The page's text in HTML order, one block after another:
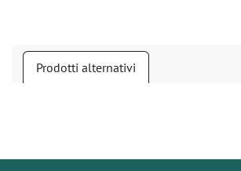
Prodotti alternativi